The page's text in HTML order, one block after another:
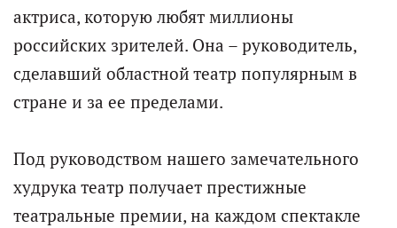
актриса, которую любят миллионы
российских зрителей. Она – руководитель,
сделавший областной театр популярным в
стране и за ее пределами.
Под руководством нашего замечательного
худрука театр получает престижные
театральные премии, на каждом спектакле